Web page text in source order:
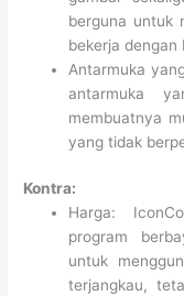
berguna untuk
bekerja dengan
Antarmuka
antarmuka
membuatnya
yang tidak
Kontra:
Harga:
program
untuk
terjangkau,